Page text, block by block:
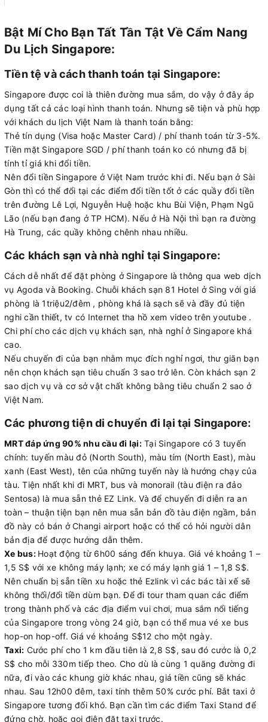
Bật Mí Cho Bạn Tất Tần Tật Về Cẩm Nang
Du Lịch Singapore:
Tiền tệ và cách thanh toán tại Singapore:
Singapore được coi là thiên đường mua sắm, do vậy ở đây áp
dụng tất cả các loại hình thanh toán. Nhưng sẽ tiện và phù hợp
với khách du lịch Việt Nam là thanh toán bằng:
Thẻ tín dụng (Visa hoặc Master Card) / phí thanh toán từ 3-5%.
Tiền mặt Singapore SGD / phí thanh toán ko có nhưng đã bị
tính tỉ giá khi đổi tiền.
Nên đổi tiền Singapore ở Việt Nam trước khi đi. Nếu bạn ở Sài
Gòn thì có thể đổi tại các điểm đổi tiền tốt ở các quầy đổi tiền
trên đường Lê Lợi, Nguyễn Huệ hoặc khu Bùi Viện, Phạm Ngũ
Lão (nếu bạn đang ở TP HCM). Nếu ở Hà Nội thì bạn ra đường
Hà Trung, các quầy không chênh nhau nhiều.
Các khách sạn và nhà nghỉ tại Singapore:
Cách dễ nhất để đặt phòng ở Singapore là thông qua web dịch
vụ Agoda và Booking. Chuỗi khách sạn 81 Hotel ở Sing với giá
phòng là 1triệu2/đêm , phòng khá là sạch sẽ và đầy đủ tiện
nghi cần thiết, tv có Internet tha hồ xem video trên youtube .
Chi phí cho các dịch vụ khách sạn, nhà nghỉ ở Singapore khá
cao.
Nếu chuyến đi của bạn nhằm mục đích nghỉ ngơi, thư giãn bạn
nên chọn khách sạn tiêu chuẩn 3 sao trở lên. Còn khách sạn 2
sao dịch vụ và cơ sở vật chất không bằng tiêu chuẩn 2 sao ở
Việt Nam.
Các phương tiện di chuyển đi lại tại Singapore:
MRT đáp ứng 90% nhu cầu đi lại:Tại Singapore có 3 tuyến
chính: tuyến màu đỏ (North South), màu tím (North East), màu
xanh (East West), tên của những tuyến này là hướng chạy của
tàu. Tiện nhất khi đi MRT, bus và monorail (tàu điện ra đảo
Sentosa) là mua sẵn thẻ EZ Link. Và để chuyến đi diễn ra an
toàn – thuận tiện bạn nên mua sẵn bản đồ tàu điện ngầm, bản
đồ này có bán ở Changi airport hoặc có thể có hỏi người dân
bản địa để được hướng dẫn thêm.
Xe bus: Hoạt động từ 6h00 sáng đến khuya. Giá vé khoảng 1 –
1,5 S$ với xe không máy lạnh; xe có máy lạnh giá 1 – 1,8 S$.
Nên chuẩn bị sẵn tiền xu hoặc thẻ Ezlink vì các bác tài xế sẽ
không thối/đổi tiền dùm bạn. Để đi tour tham quan các điểm
trong thành phố và các địa điểm vui chơi, mua sắm nổi tiếng
của Singapore trong vòng 24 giờ, bạn có thể mua vé xe bus
hop-on hop-off. Giá vé khoảng S$12 cho một ngày.
Taxi: Cước phí cho 1 km đầu tiên là 2,8 S$, sau đó cước là 0,2
S$ cho mỗi 330m tiếp theo. Cho dù là cùng 1 quãng đường đi
nữa, đi vào các khung giờ khác nhau, giá tiền cũng sẽ khác
nhau. Sau 12h00 đêm, taxi tính thêm 50% cước phí. Bắt taxi ở
Singapore tương đối khó. Bạn cần tìm các điểm Taxi Stand để
đứng chờ, hoặc gọi điện đặt taxi trước.